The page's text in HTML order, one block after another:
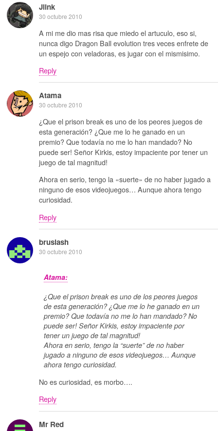
Jlink
30 octubre 2010
A mi me dio mas risa que miedo el artuculo, eso si,
nunca digo Dragon Ball evolution tres veces enfrete de
un espejo con veladoras, es jugar con el mismisimo.
Reply
Atama
30 octubre 2010
¿Que el prison break es uno de los peores juegos de
esta generación? ¿Que me lo he ganado en un
premio? Que todavía no me lo han mandado? No
puede ser! Señor Kirkis, estoy impaciente por tener un
juego de tal magnitud!
Ahora en serio, tengo la «suerte» de no haber jugado a
ninguno de esos videojuegos… Aunque ahora tengo
curiosidad.
Reply
bruslash
30 octubre 2010
Atama:
¿Que el prison break es uno de los peores juegos
de esta generación? ¿Que me lo he ganado en un
premio? Que todavía no me lo han mandado? No
puede ser! Señor Kirkis, estoy impaciente por
tener un juego de tal magnitud!
Ahora en serio, tengo la “suerte” de no haber
jugado a ninguno de esos videojuegos… Aunque
ahora tengo curiosidad.
No es curiosidad, es morbo….
Reply
Mr Red